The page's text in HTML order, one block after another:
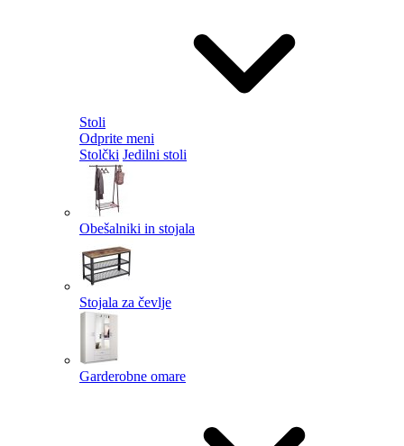
Stoli
Odprite meni
Stolčki Jedilni stoli
Obešalniki in stojala
Stojala za čevlje
Garderobne omare